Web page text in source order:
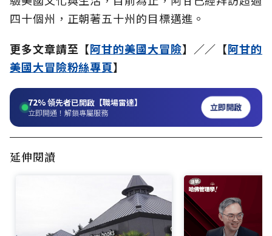
四十個州，正朝著五十州的目標邁進。
更多文章請至【阿甘的美國大冒險】／／【阿甘的
美國大冒險粉絲專頁】
72%領先者已開啟【職場雷達】
立即開通！解鎖專屬服務 立即開啟
延伸閱讀